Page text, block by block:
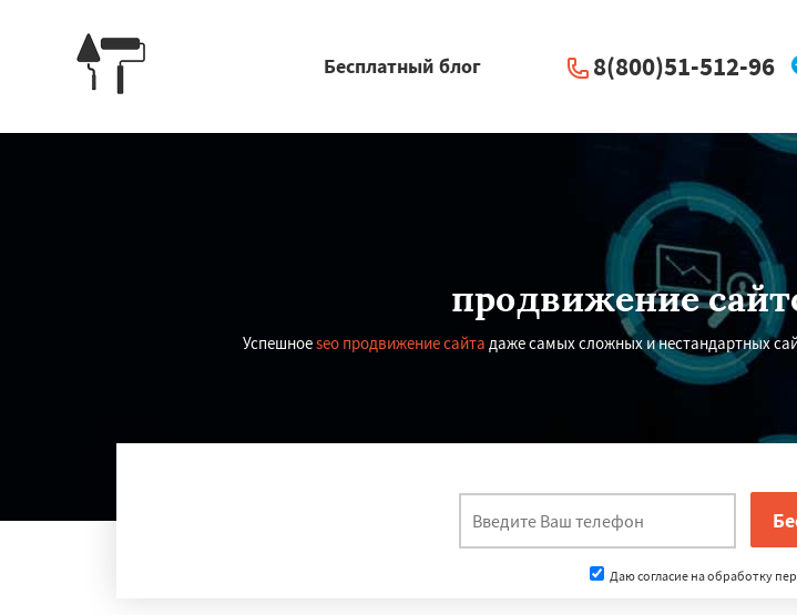
Бесплатный блог 8(800)51-512-96
продвижение
Успешноеseo продвижение сайта даже самых сложных и нестандартных
Даю согласие на обработку